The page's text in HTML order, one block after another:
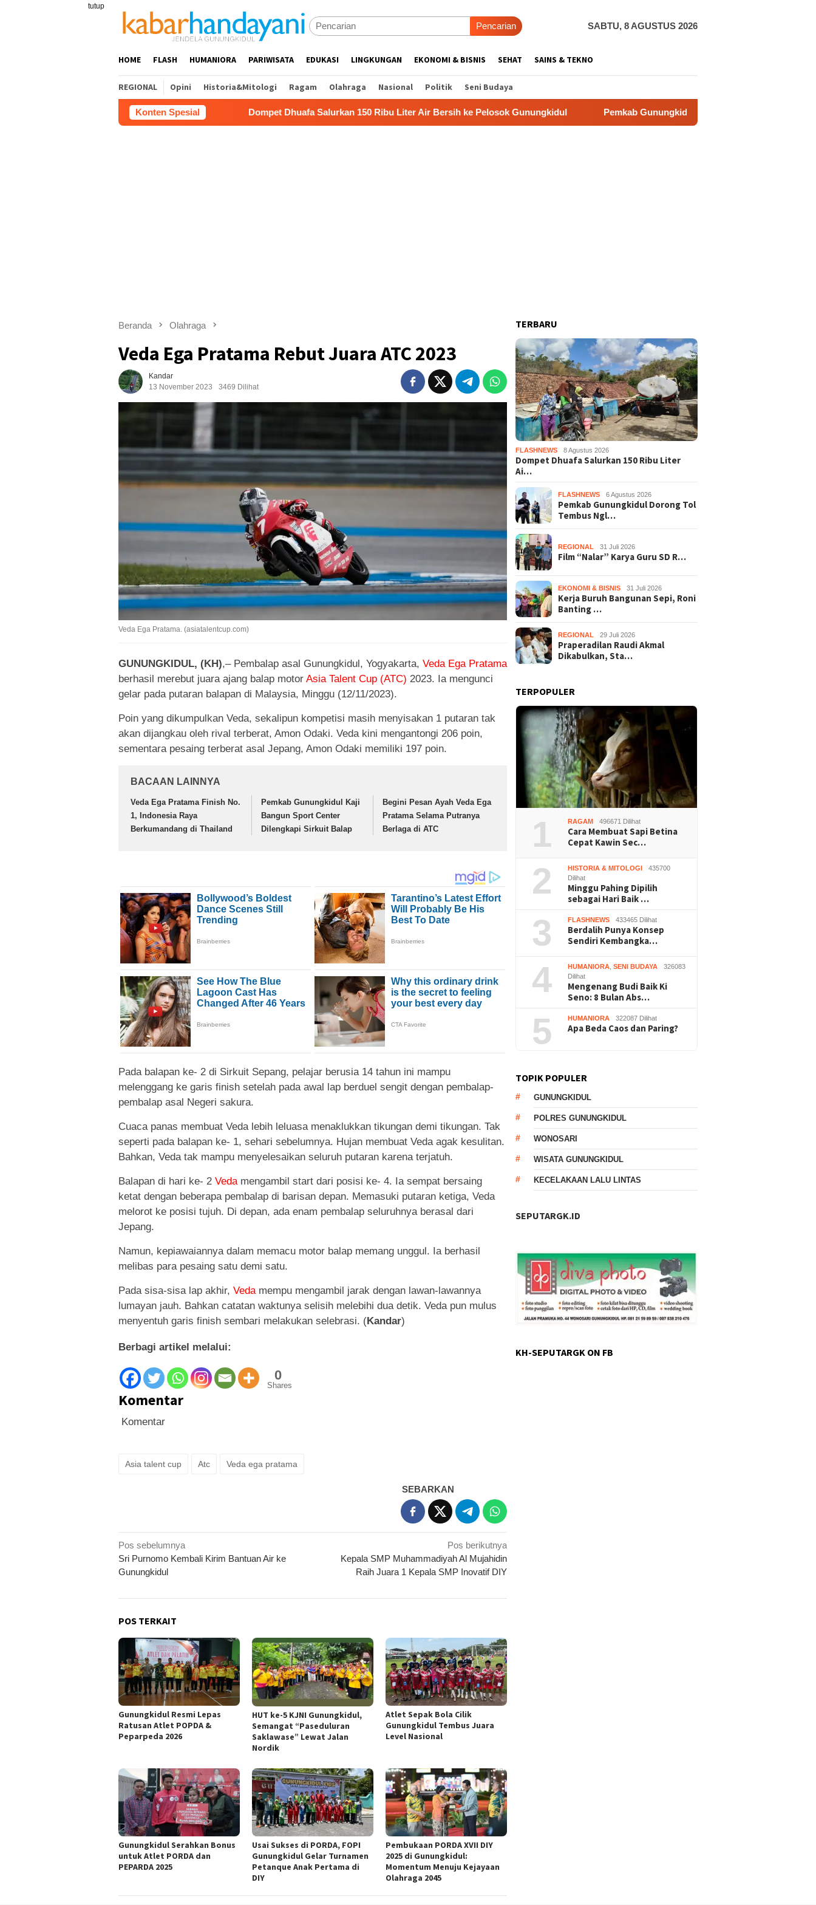
tutup
Pencarian SABTU, 8 AGUSTUS 2026
HOME FLASH HUMANIORA PARIWISATA EDUKASI LINGKUNGAN EKONOMI & BISNIS SEHAT SAINS & TEKNO
REGIONAL Opini Historia&Mitologi Ragam Olahraga Nasional Politik Seni Budaya
Konten SpesialDompet Dhuafa Salurkan 150 Ribu Liter Air Bersih ke Pelosok Gunungkidul Pemkab Gunungkidul Dorong Tol Tembus Nglanggeran, Bahas
Beranda Olahraga
Veda Ega Pratama Rebut Juara ATC 2023
Kandar
13 November 2023
3469 Dilihat
Veda Ega Pratama. (asiatalentcup.com)
GUNUNGKIDUL, (KH),– Pembalap asal Gunungkidul, Yogyakarta, Veda Ega Pratama
berhasil merebut juara ajang balap motor Asia Talent Cup (ATC) 2023. Ia mengunci
gelar pada putaran balapan di Malaysia, Minggu (12/11/2023).
Poin yang dikumpulkan Veda, sekalipun kompetisi masih menyisakan 1 putaran tak
akan dijangkau oleh rival terberat, Amon Odaki. Veda kini mengantongi 206 poin,
sementara pesaing terberat asal Jepang, Amon Odaki memiliki 197 poin.
BACAAN LAINNYA
Veda Ega Pratama Finish No.
1, Indonesia Raya
Berkumandang di Thailand
Pemkab Gunungkidul Kaji
Bangun Sport Center
Dilengkapi Sirkuit Balap
Begini Pesan Ayah Veda Ega
Pratama Selama Putranya
Berlaga di ATC
Pada balapan ke- 2 di Sirkuit Sepang, pelajar berusia 14 tahun ini mampu
melenggang ke garis finish setelah pada awal lap berduel sengit dengan pembalap-
pembalap asal Negeri sakura.
Cuaca panas membuat Veda lebih leluasa menaklukkan tikungan demi tikungan. Tak
seperti pada balapan ke- 1, sehari sebelumnya. Hujan membuat Veda agak kesulitan.
Bahkan, Veda tak mampu menyelesaikan seluruh putaran karena terjatuh.
Balapan di hari ke- 2 Vedamengambil start dari posisi ke- 4. Ia sempat bersaing
ketat dengan beberapa pembalap di barisan depan. Memasuki putaran ketiga, Veda
melorot ke posisi tujuh. Di depan, ada enam pembalap seluruhnya berasal dari
Jepang.
Namun, kepiawaiannya dalam memacu motor balap memang unggul. Ia berhasil
melibas para pesaing satu demi satu.
Pada sisa-sisa lap akhir, Vedamempu mengambil jarak dengan lawan-lawannya
lumayan jauh. Bahkan catatan waktunya selisih melebihi dua detik. Veda pun mulus
menyentuh garis finish sembari melakukan selebrasi. (Kandar)
Berbagi artikel melalui:
0
Shares
Komentar
Komentar
Asia talent cup Atc Veda ega pratama
SEBARKAN
Navigasi
pos
Pos sebelumnya
Sri Purnomo Kembali Kirim Bantuan Air ke
Gunungkidul
Pos berikutnya
Kepala SMP Muhammadiyah Al Mujahidin
Raih Juara 1 Kepala SMP Inovatif DIY
POS TERKAIT
Gunungkidul Resmi Lepas
Ratusan Atlet POPDA &
Peparpeda 2026
HUT ke-5 KJNI Gunungkidul,
Semangat “Paseduluran
Saklawase” Lewat Jalan
Nordik
Atlet Sepak Bola Cilik
Gunungkidul Tembus Juara
Level Nasional
Gunungkidul Serahkan Bonus
untuk Atlet PORDA dan
PEPARDA 2025
Usai Sukses di PORDA, FOPI
Gunungkidul Gelar Turnamen
Petanque Anak Pertama di
DIY
Pembukaan PORDA XVII DIY
2025 di Gunungkidul:
Momentum Menuju Kejayaan
Olahraga 2045
TERBARU
FLASHNEWS 8 Agustus 2026
Dompet Dhuafa Salurkan 150 Ribu Liter
Ai…
FLASHNEWS 6 Agustus 2026
Pemkab Gunungkidul Dorong Tol
Tembus Ngl…
REGIONAL 31 Juli 2026
Film “Nalar” Karya Guru SD R…
EKONOMI & BISNIS 31 Juli 2026
Kerja Buruh Bangunan Sepi, Roni
Banting …
REGIONAL 29 Juli 2026
Praperadilan Raudi Akmal
Dikabulkan, Sta…
TERPOPULER
1 RAGAM 496671 Dilihat
Cara Membuat Sapi Betina
Cepat Kawin Sec…
2 HISTORIA & MITOLOGI
435700
Dilihat
Minggu Pahing Dipilih
sebagai Hari Baik …
3 FLASHNEWS 433465 Dilihat
Berdalih Punya Konsep
Sendiri Kembangka…
4 HUMANIORA ,SENI BUDAYA
326083
Dilihat
Mengenang Budi Baik Ki
Seno: 8 Bulan Abs…
5 HUMANIORA 322087 Dilihat
Apa Beda Caos dan Paring?
TOPIK POPULER
GUNUNGKIDUL
POLRES GUNUNGKIDUL
WONOSARI
WISATA GUNUNGKIDUL
KECELAKAAN LALU LINTAS
SEPUTARGK.ID
KH-SEPUTARGK ON FB